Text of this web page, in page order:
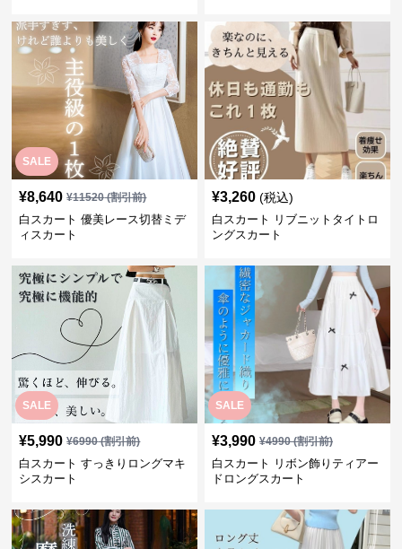
SALE
¥8,640 ¥11520(割引前)
白スカート 優美レース切替ミデ
ィスカート
¥3,260 (税込)
白スカート リブニットタイトロ
ングスカート
SALE
¥5,990 ¥6990(割引前)
白スカート すっきりロングマキ
シスカート
SALE
¥3,990 ¥4990(割引前)
白スカート リボン飾りティアー
ドロングスカート